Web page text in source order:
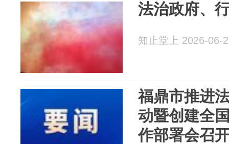
法治政府、
知止堂上 2026-06-
福鼎市推进
动暨创建全
作部署会召